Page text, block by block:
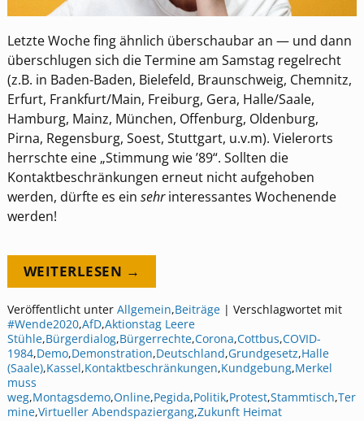
Letzte Woche fing ähnlich überschaubar an — und dann
überschlugen sich die Termine am Samstag regelrecht
(z.B. in Baden-Baden, Bielefeld, Braunschweig, Chemnitz,
Erfurt, Frankfurt/Main, Freiburg, Gera, Halle/Saale,
Hamburg, Mainz, München, Offenburg, Oldenburg,
Pirna, Regensburg, Soest, Stuttgart, u.v.m). Vielerorts
herrschte eine „Stimmung wie ’89“. Sollten die
Kontaktbeschränkungen erneut nicht aufgehoben
werden, dürfte es ein sehrinteressantes Wochenende
werden!
WEITERLESEN →
Veröffentlicht unter Allgemein,Beiträge| Verschlagwortet mit
#Wende2020,AfD,Aktionstag Leere
Stühle,Bürgerdialog,Bürgerrechte,Corona,Cottbus,COVID-
1984,Demo,Demonstration,Deutschland,Grundgesetz,Halle
(Saale),Kassel,Kontaktbeschränkungen,Kundgebung,Merkel
muss
weg,Montagsdemo,Online,Pegida,Politik,Protest,Stammtisch,Ter
mine,Virtueller Abendspaziergang,Zukunft Heimat